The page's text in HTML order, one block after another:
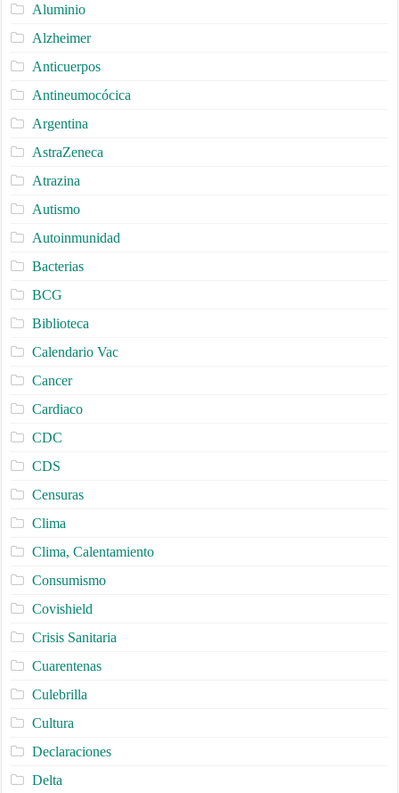
Aluminio
Alzheimer
Anticuerpos
Antineumocócica
Argentina
AstraZeneca
Atrazina
Autismo
Autoinmunidad
Bacterias
BCG
Biblioteca
Calendario Vac
Cancer
Cardiaco
CDC
CDS
Censuras
Clima
Clima, Calentamiento
Consumismo
Covishield
Crisis Sanitaria
Cuarentenas
Culebrilla
Cultura
Declaraciones
Delta